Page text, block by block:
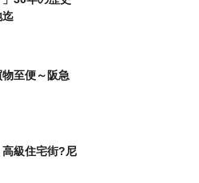
迄
至便～阪急
級住宅街?尼